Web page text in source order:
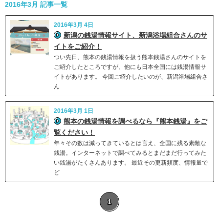
2016年3月 記事一覧
2016年3月 4日
新潟の銭湯情報サイト、新潟浴場組合さんのサ
イトをご紹介！
つい先日、熊本の銭湯情報を扱う熊本銭湯さんのサイトを
ご紹介したところですが、他にも日本全国には銭湯情報サ
イトがあります。 今回ご紹介したいのが、新潟浴場組合さ
ん
2016年3月 1日
熊本の銭湯情報を調べるなら『熊本銭湯』をご
覧ください！
年々その数は減ってきているとは言え、全国に残る素敵な
銭湯。インターネットで調べてみるとまだまだ行ってみた
い銭湯がたくさんあります。 最近その更新頻度、情報量で
ど
1